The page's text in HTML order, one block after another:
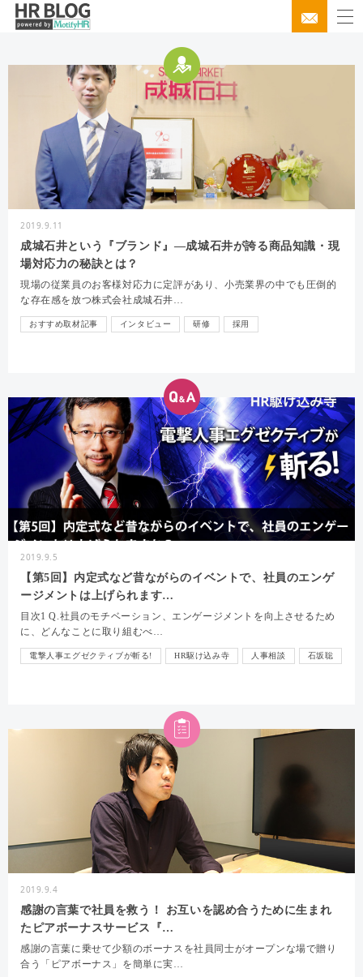
2019.9.11
成城石井という『ブランド』―成城石井が誇る商品知識・現
場対応力の秘訣とは？
現場の従業員のお客様対応力に定評があり、小売業界の中でも圧倒的
な存在感を放つ株式会社成城石井…
おすすめ取材記事 インタビュー 研修 採用
2019.9.5
【第5回】内定式など昔ながらのイベントで、社員のエンゲ
ージメントは上げられます…
目次1 Q.社員のモチベーション、エンゲージメントを向上させるため
に、どんなことに取り組むべ…
電撃人事エグゼクティブが斬る! HR駆け込み寺 人事相談 石坂聡
2019.9.4
感謝の言葉で社員を救う！ お互いを認め合うために生まれ
たピアボーナスサービス『…
感謝の言葉に乗せて少額のボーナスを社員同士がオープンな場で贈り
合う「ピアボーナス」を簡単に実…